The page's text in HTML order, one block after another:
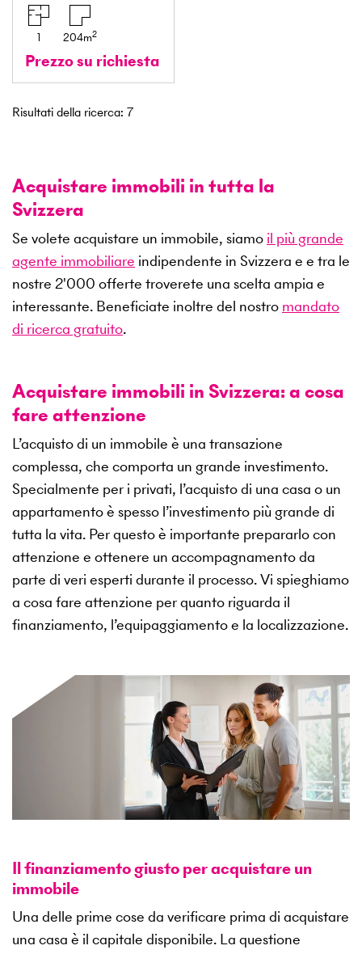
1 204m2
Prezzo su richiesta
Risultati della ricerca: 7
Acquistare immobili in tutta la
Svizzera
Se volete acquistare un immobile, siamo il più grande
agente immobiliare indipendente in Svizzera e e tra le
nostre 2'000 offerte troverete una scelta ampia e
interessante. Beneficiate inoltre del nostro mandato
di ricerca gratuito.
Acquistare immobili in Svizzera: a cosa
fare attenzione
L’acquisto di un immobile è una transazione
complessa, che comporta un grande investimento.
Specialmente per i privati, l’acquisto di una casa o un
appartamento è spesso l’investimento più grande di
tutta la vita. Per questo è importante prepararlo con
attenzione e ottenere un accompagnamento da
parte di veri esperti durante il processo. Vi spieghiamo
a cosa fare attenzione per quanto riguarda il
finanziamento, l’equipaggiamento e la localizzazione.
Il finanziamento giusto per acquistare un
immobile
Una delle prime cose da verificare prima di acquistare
una casa è il capitale disponibile. La questione